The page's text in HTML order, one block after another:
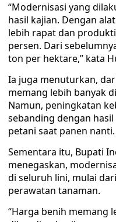
“Modernisasi yang
hasil kajian. Dengan
lebih rapat dan
persen. Dari
ton per hektare,” kata
Ia juga menuturkan,
memang lebih banyak
Namun, peningkatan
sebanding dengan
petani saat panen nanti.
Sementara itu, Bupati
menegaskan,
di seluruh lini, mulai
perawatan tanaman.
“Harga benih memang